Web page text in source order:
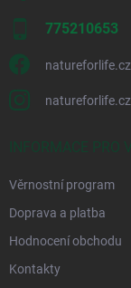
775210653
natureforlife.cz
natureforlife.cz
INFORMACE PRO
Věrnostní program
Doprava a platba
Hodnocení obchodu
Kontakty